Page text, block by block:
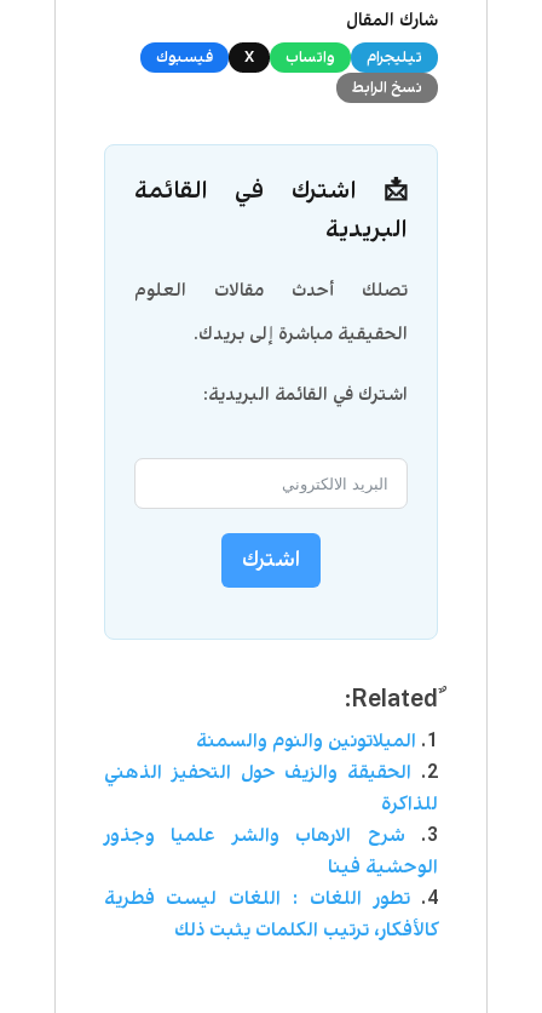
شارك المقال
تيليجرام واتساب X
فيسبوك
نسخ الرابط
📩 اشترك في القائمة
البريدية
تصلك أحدث مقالات العلوم
الحقيقية مباشرة إلى بريدك.
اشترك في القائمة البريدية:
اشترك
ٌRelated:
الميلاتونين والنوم والسمنة
الحقيقة والزيف حول التحفيز الذهني
للذاكرة
شرح الارهاب والشر علميا وجذور
الوحشية فينا
تطور اللغات : اللغات ليست فطرية
كالأفكار، ترتيب الكلمات يثبت ذلك